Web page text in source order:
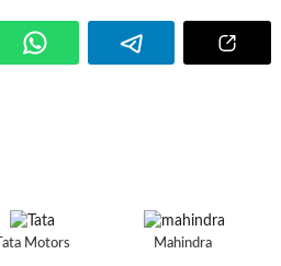
Tata Motors Mahindra